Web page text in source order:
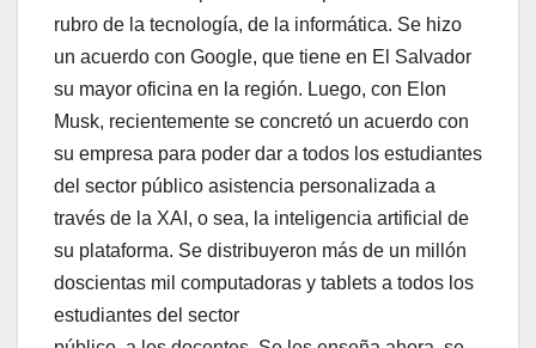
rubro de la tecnología, de la informática. Se hizo
un acuerdo con Google, que tiene en El Salvador
su mayor oficina en la región. Luego, con Elon
Musk, recientemente se concretó un acuerdo con
su empresa para poder dar a todos los estudiantes
del sector público asistencia personalizada a
través de la XAI, o sea, la inteligencia artificial de
su plataforma. Se distribuyeron más de un millón
doscientas mil computadoras y tablets a todos los
estudiantes del sector